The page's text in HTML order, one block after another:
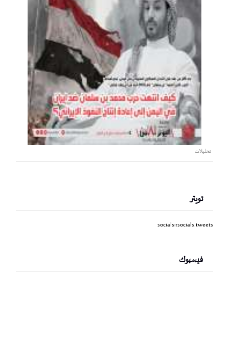
تحليلات
تويتر
socials::socials.tweets
فيسبوك